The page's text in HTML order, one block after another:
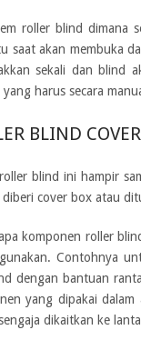
roller blind dimana
saat akan membuka
sekali dan blind
harus secara
BLIND
roller blind ini hampir
cover box atau
komponen roller
Contohnya
dengan bantuan
yang dipakai
dikaitkan ke